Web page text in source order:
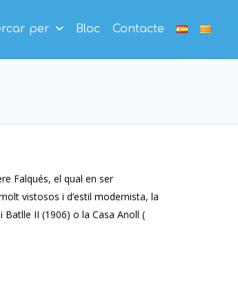
per Bloc Contacte
Falqués, el qual en ser
vistosos i d’estil modernista, la
II (1906) o la Casa Anoll (